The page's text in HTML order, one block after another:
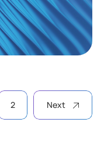
2 Next